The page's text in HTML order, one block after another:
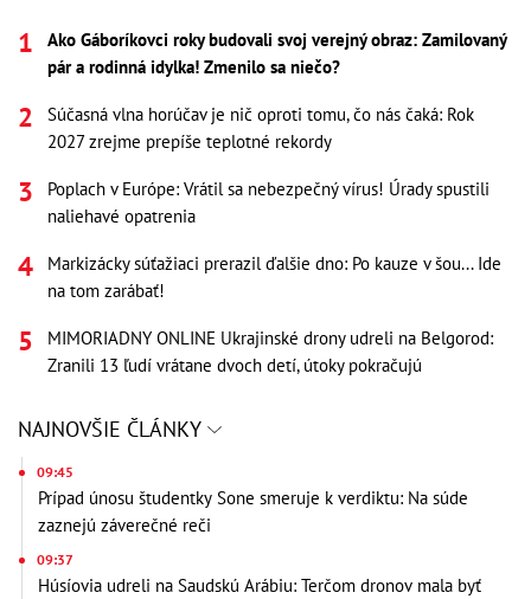
Ako Gáboríkovci roky budovali svoj verejný obraz: Zamilovaný
pár a rodinná idylka! Zmenilo sa niečo?
Súčasná vlna horúčav je nič oproti tomu, čo nás čaká: Rok
2027 zrejme prepíše teplotné rekordy
Poplach v Európe: Vrátil sa nebezpečný vírus! Úrady spustili
naliehavé opatrenia
Markizácky súťažiaci prerazil ďalšie dno: Po kauze v šou... Ide
na tom zarábať!
MIMORIADNY ONLINE Ukrajinské drony udreli na Belgorod:
Zranili 13 ľudí vrátane dvoch detí, útoky pokračujú
NAJNOVŠIE ČLÁNKY
09:45
Prípad únosu študentky Sone smeruje k verdiktu: Na súde
zaznejú záverečné reči
09:37
Húsíovia udreli na Saudskú Arábiu: Terčom dronov mala byť